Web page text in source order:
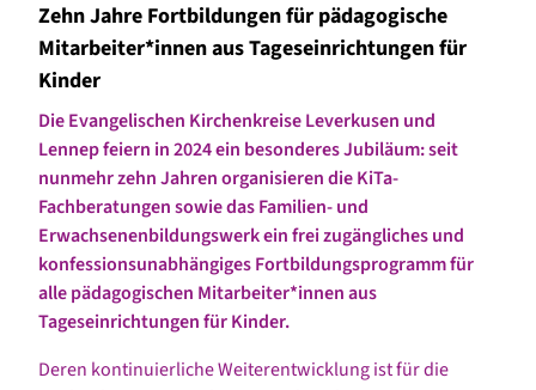
Zehn Jahre Fortbildungen für pädagogische
Mitarbeiter*innen aus Tageseinrichtungen für
Kinder
Die Evangelischen Kirchenkreise Leverkusen und
Lennep feiern in 2024 ein besonderes Jubiläum: seit
nunmehr zehn Jahren organisieren die KiTa-
Fachberatungen sowie das Familien- und
Erwachsenenbildungswerk ein frei zugängliches und
konfessionsunabhängiges Fortbildungsprogramm für
alle pädagogischen Mitarbeiter*innen aus
Tageseinrichtungen für Kinder.
Deren kontinuierliche Weiterentwicklung ist für die